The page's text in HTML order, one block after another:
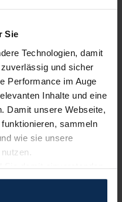
Sie
Technologien, damit
und sicher
Performance im Auge
Inhalte und eine
Damit unsere Webseite,
sammeln
wie sie unsere
Sie damit einverstanden
Service zu
weiterzugeben,
auf dem
Rabatt erhalten und
an: